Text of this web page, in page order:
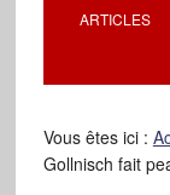
ARTICLES
Vous êtes ici :
Gollnisch fait